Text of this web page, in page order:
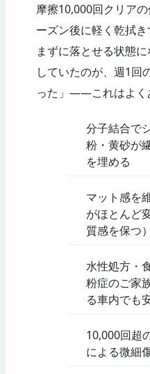
摩擦10,000回クリア
ーズン後に軽く乾拭
まずに落とせる状態
していたのが、週1回
った」——これはよく
分子結合で
粉・黄砂が
を埋める
マット感を
がほとんど
質感を保つ）
水性処方・
粉症のご家
る車内でも
10,000回超
による微細